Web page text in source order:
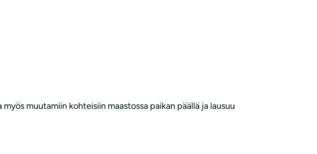
muutamiin kohteisiin maastossa paikan päällä ja lausuu